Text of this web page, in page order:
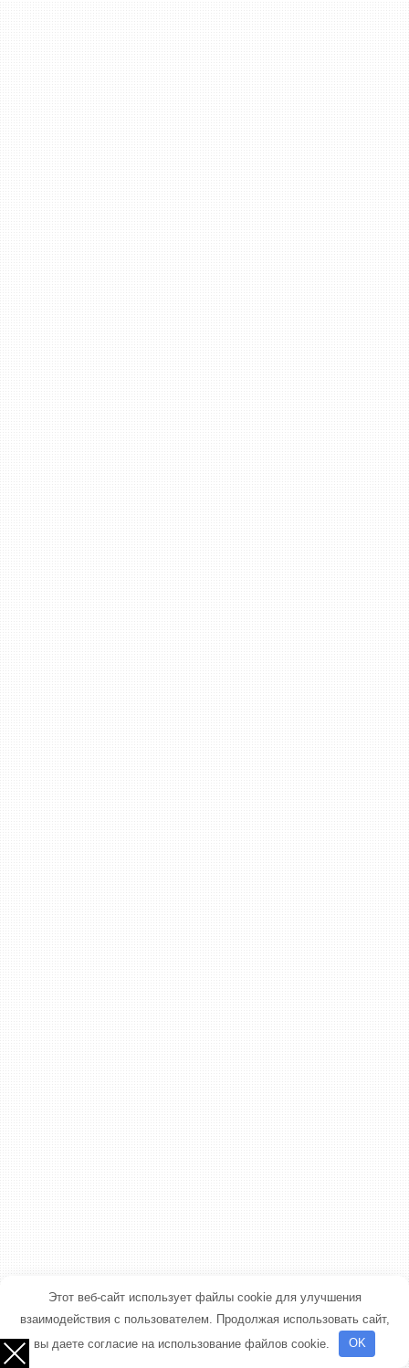
Этот веб-сайт использует файлы cookie для улучшения
взаимодействия с пользователем. Продолжая использовать сайт,
вы даете согласие на использование файлов cookie.
OK